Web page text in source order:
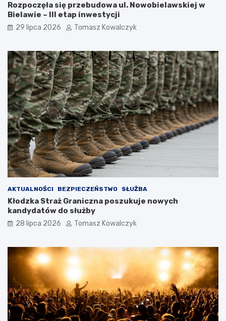
Rozpoczęła się przebudowa ul. Nowobielawskiej w
Bielawie – III etap inwestycji
29 lipca 2026 Tomasz Kowalczyk
AKTUALNOŚCI BEZPIECZEŃSTWO SŁUŻBA
Kłodzka Straż Graniczna poszukuje nowych
kandydatów do służby
28 lipca 2026 Tomasz Kowalczyk